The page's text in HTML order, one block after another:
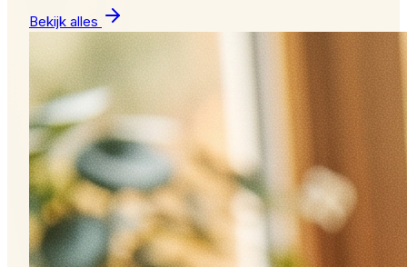
Bekijk alles